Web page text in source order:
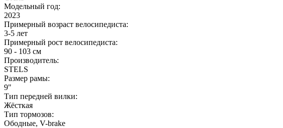
Модельный год:
2023
Примерный возраст велосипедиста:
3-5 лет
Примерный рост велосипедиста:
90 - 103 см
Производитель:
STELS
Размер рамы:
9"
Тип передней вилки:
Жёсткая
Тип тормозов:
Ободные, V-brake